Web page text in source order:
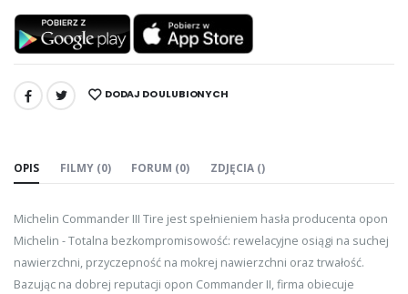
UDOSTĘPNIJ: DODAJ DO ULUBIONYCH
OPIS FILMY (0) FORUM (0) ZDJĘCIA ()
Michelin Commander III Tire jest spełnieniem hasła producenta opon
Michelin - Totalna bezkompromisowość: rewelacyjne osiągi na suchej
nawierzchni, przyczepność na mokrej nawierzchni oraz trwałość.
Bazując na dobrej reputacji opon Commander II, firma obiecuje